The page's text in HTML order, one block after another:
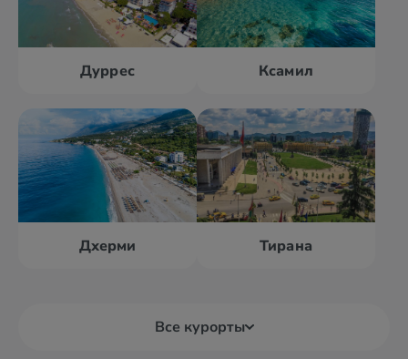
Дуррес Ксамил
Дхерми Тирана
Все курорты